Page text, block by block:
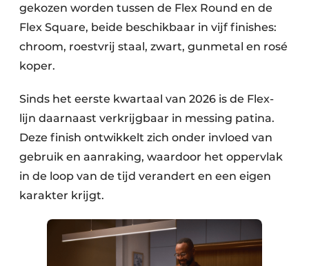
gekozen worden tussen de Flex Round en de
Flex Square, beide beschikbaar in vijf finishes:
chroom, roestvrij staal, zwart, gunmetal en rosé
koper.
Sinds het eerste kwartaal van 2026 is de Flex-
lijn daarnaast verkrijgbaar in messing patina.
Deze finish ontwikkelt zich onder invloed van
gebruik en aanraking, waardoor het oppervlak
in de loop van de tijd verandert en een eigen
karakter krijgt.